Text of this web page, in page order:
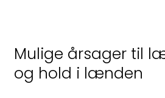
Mulige årsager til
og hold i lænden